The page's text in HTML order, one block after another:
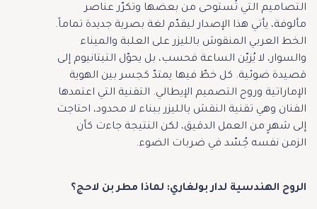
التصاميم التي تُستوحى من بعضها وتكرّر عناصر
مألوفة، يأتي هذا الإصدار ليقدّم لغة بصرية جديدة تماماً.
الخط العربي المنقوش بالليزر على العلبة والميناء
والسوار، لا يُزيّن الساعة فحسب، بل يحوّل التيتانيوم إلى
قصيدة ضوئية. كل خطّ فيها يمتدّ كجسر بين الهوية
الإماراتية وروح التصميم الإيطالي. التقنية التي اعتمدها
الفنان وهي تقنية النقش بالليزر ببناء لا محدود، احتاجت
إلى شهرٍ من العمل الدقيق، لكن النتيجة جاءت كأن
الزمن نفسه جُسّد في ضربات الضوء.
الروح الهندسية لدار بولغاري: لماذا مطر بن لاحج؟